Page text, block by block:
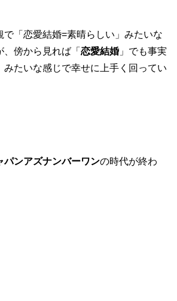
で「恋愛結婚=素晴らしい」みたいな
傍から見れば「 恋愛結婚 」でも事実
みたいな感じで幸せに上手く回ってい
パンアズナンバーワンの時代が終わ